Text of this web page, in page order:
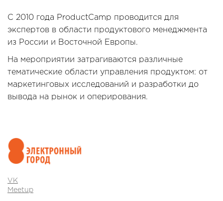
С 2010 года ProductCamp проводится для
экспертов в области продуктового менеджмента
из России и Восточной Европы.
На мероприятии затрагиваются различные
тематические области управления продуктом: от
маркетинговых исследований и разработки до
вывода на рынок и оперирования.
VK
Meetup